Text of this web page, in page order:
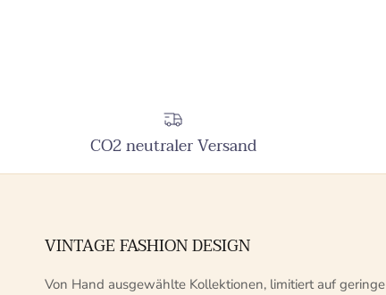
CO2 neutraler Versand
VINTAGE FASHION DESIGN
Von Hand ausgewählte Kollektionen, limitiert auf geringe